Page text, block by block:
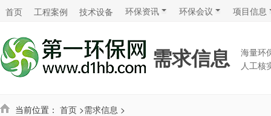
首页 工程案例 技术设备 环保资讯 环保会议 项目信息
需求信息
海量环
人工核
当前位置： 首页 >需求信息 >